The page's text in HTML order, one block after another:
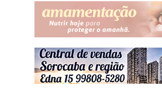
Na oportunidade, o titular
da Pasta…